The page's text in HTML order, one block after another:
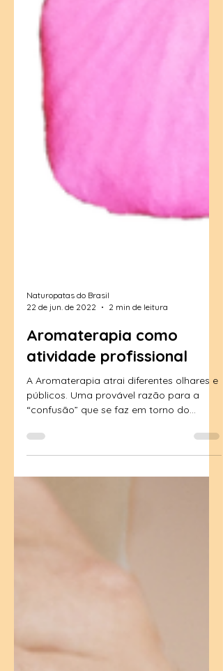
22 de jun. de 2022
2 min de leitura
Aromaterapia como
atividade profissional
A Aromaterapia atrai diferentes olhares e
“confusão” que se faz em torno do
assunto. O mundo dos...